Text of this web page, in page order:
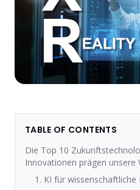
TABLE OF CONTENTS
Die Top 10
Innovationen prägen unsere
1. KI für wissenschaftliche